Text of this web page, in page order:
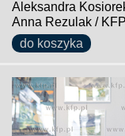
Aleksandra
Anna Rezulak / KFP
do koszyka